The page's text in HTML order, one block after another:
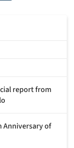
report from
Anniversary of